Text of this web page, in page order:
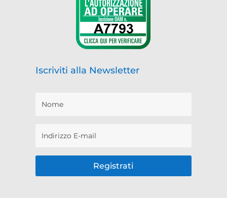
Iscriviti alla Newsletter
Registrati